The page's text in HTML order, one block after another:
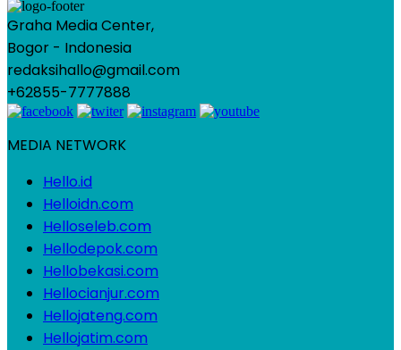
Graha Media Center,
Bogor - Indonesia
redaksihallo@gmail.com
+62855-7777888
MEDIA NETWORK
Hello.id
Helloidn.com
Helloseleb.com
Hellodepok.com
Hellobekasi.com
Hellocianjur.com
Hellojateng.com
Hellojatim.com